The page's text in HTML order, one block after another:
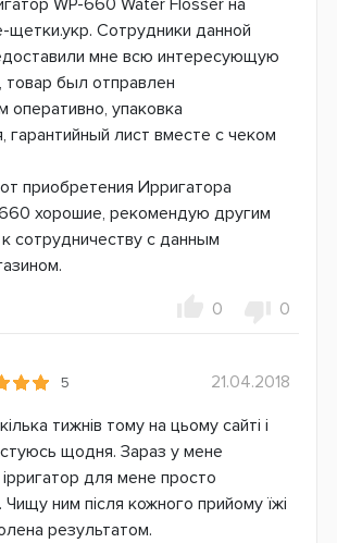
щетки.укр. Сотрудники данной
мне всю интересующую
был отправлен
оперативно, упаковка
гарантийный лист вместе с чеком
приобретения Ирригатора
хорошие, рекомендую другим
сотрудничеству с данным
0 0
5
21.04.2018
тижнів тому на цьому сайті і
щодня. Зараз у мене
для мене просто
Чищу ним після кожного прийому їжі
результатом.